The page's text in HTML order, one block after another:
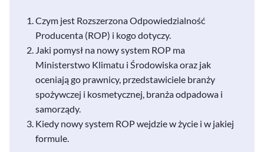
Czym jest Rozszerzona Odpowiedzialność
Producenta (ROP) i kogo dotyczy.
Jaki pomysł na nowy system ROP ma
Ministerstwo Klimatu i Środowiska oraz jak
oceniają go prawnicy, przedstawiciele branży
spożywczej i kosmetycznej, branża odpadowa i
samorządy.
Kiedy nowy system ROP wejdzie w życie i w jakiej
formule.